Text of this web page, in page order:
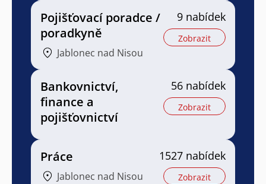
Pojišťovací poradce /
poradkyně
Jablonec nad Nisou
9 nabídek
Zobrazit
Bankovnictví,
finance a
pojišťovnictví
56 nabídek
Zobrazit
Práce
Jablonec nad Nisou
1527 nabídek
Zobrazit